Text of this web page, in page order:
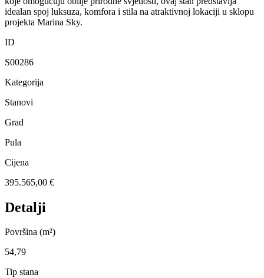
idealan spoj luksuza, komfora i stila na atraktivnoj lokaciji u sklopu
projekta Marina Sky.
ID
S00286
Kategorija
Stanovi
Grad
Pula
Cijena
395.565,00 €
Detalji
Površina (m²)
54,79
Tip stana